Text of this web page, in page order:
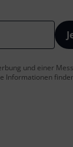
und einer
Informationen